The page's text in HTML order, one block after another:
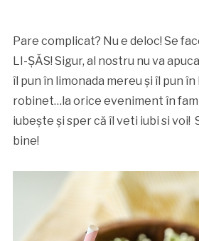
Pare complicat? Nu e deloc! Se
LI-ȘĂS! Sigur, al nostru nu va
îl pun în limonada mereu și îl pun
robinet…la orice eveniment în
iubește și sper că îl veti iubi si voi!
bine!